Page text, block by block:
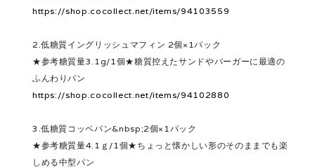
https://shop.cocollect.net/items/94103559
2.低糖質イングリッシュマフィン 2個×1パック
★参考糖質量3.1g/1個★糖質控えたサンドやバーガーに最適の
ふんわりパン
https://shop.cocollect.net/items/94102880
3.低糖質コッペパン&nbsp;2個×1パック
★参考糖質量4.1ｇ/1個★ちょっと懐かしい形のそのままでも楽
しめる中型パン